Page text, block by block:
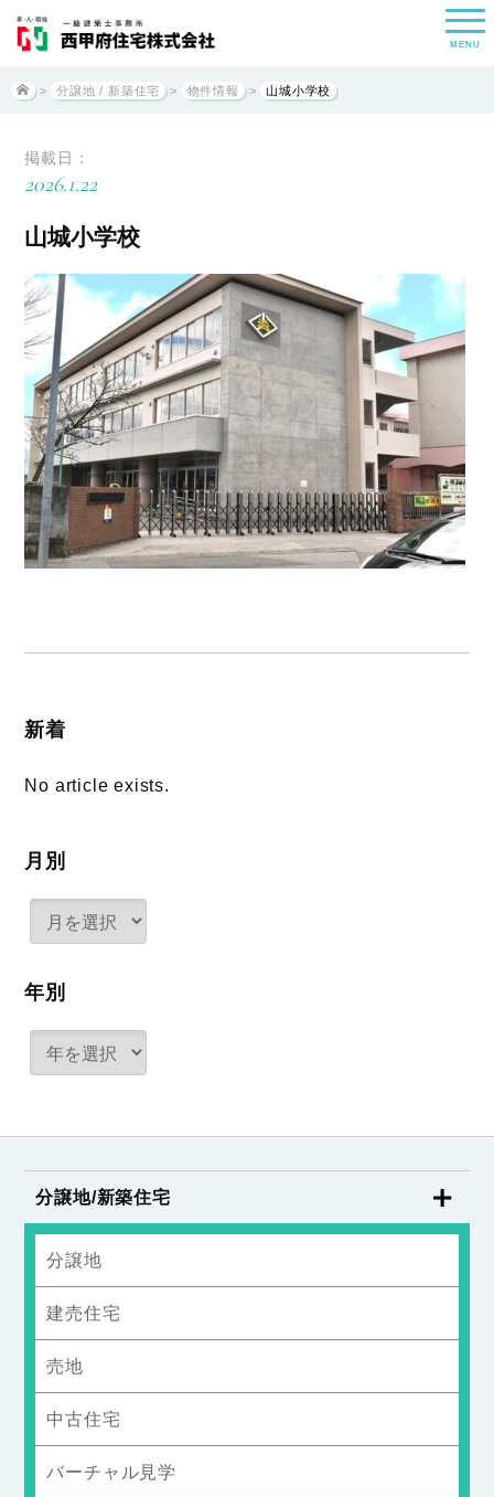
MENU
> 分譲地 / 新築住宅 > 物件情報 > 山城小学校
掲載日：
2026.1.22
山城小学校
新着
No article exists.
月別
年別
分譲地/新築住宅
分譲地
建売住宅
売地
中古住宅
バーチャル見学